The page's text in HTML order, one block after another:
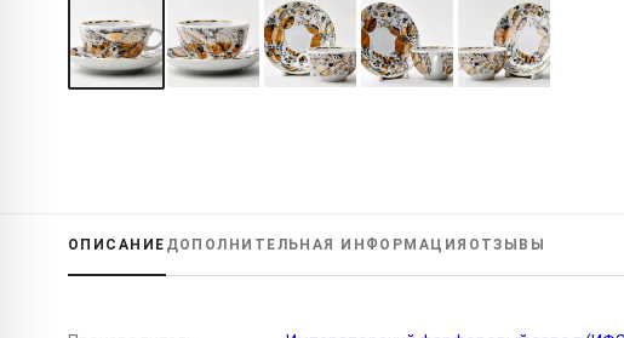
ОПИСАНИЕ ДОПОЛНИТЕЛЬНАЯ ИНФОРМАЦИЯ ОТЗЫВЫ